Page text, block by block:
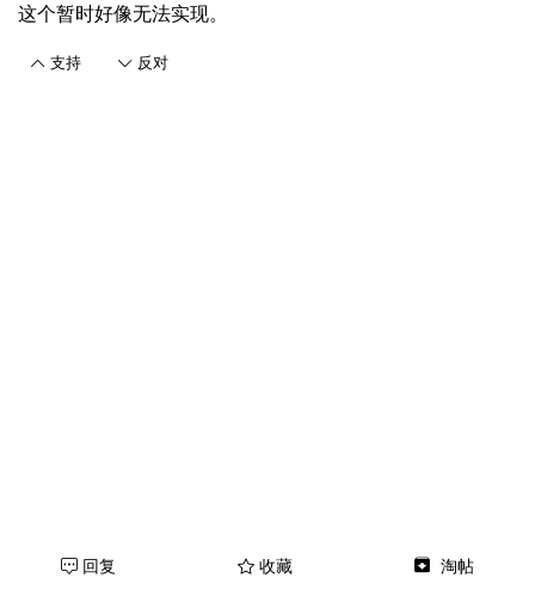
这个暂时好像无法实现。
支持 反对
回复 收藏 淘帖